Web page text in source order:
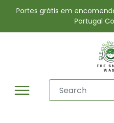
Portes grátis em
Portugal